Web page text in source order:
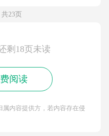
23页
剩18页未读
阅读
内容提供方，若内容存在侵